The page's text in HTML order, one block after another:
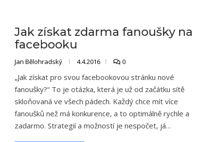
Jak získat zdarma fanoušky na
facebooku
Jan Bělohradský 4.4.2016 0
„Jak získat pro svou facebookovou stránku nové
fanoušky?“ To je otázka, která je už od začátku sítě
skloňovaná ve všech pádech. Každý chce mít více
fanoušků než má konkurence, a to optimálně rychle a
zadarmo. Strategií a možností je nespočet, já…